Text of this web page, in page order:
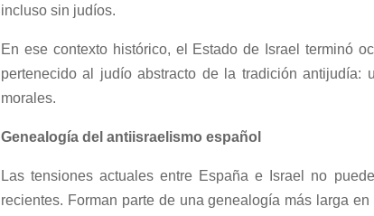
incluso sin judíos.
En ese contexto histórico, el Estado de Israel terminó
pertenecido al judío abstracto de la tradición antijudía:
morales.
Genealogía del antiisraelismo español
Las tensiones actuales entre España e Israel no
recientes. Forman parte de una genealogía más larga